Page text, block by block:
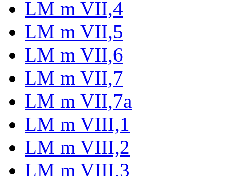
LM m VII,4
LM m VII,5
LM m VII,6
LM m VII,7
LM m VII,7a
LM m VIII,1
LM m VIII,2
LM m VIII,3